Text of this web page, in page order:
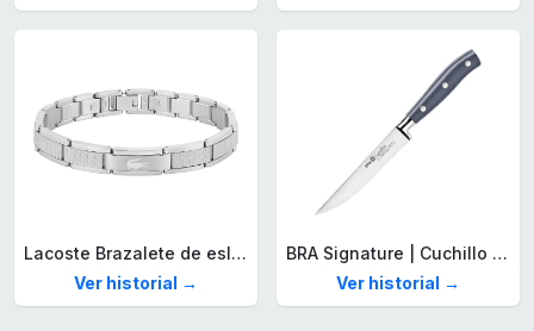
Lacoste Brazalete de eslabón para Hombre Colección STENCIL de Acero inoxidable
Ver historial →
BRA Signature | Cuchillo tomatero 120 mm, Acero Inoxidable alemán forjado con Molibdeno Vanadio, Mango Remachado ABS, Diseño Ergonómico, Hoja 1,6 mm espesor
Ver historial →